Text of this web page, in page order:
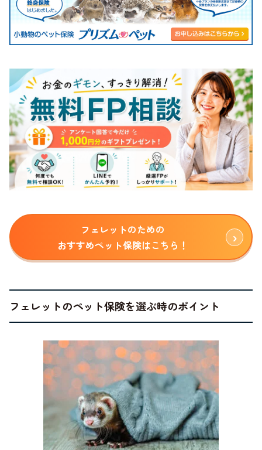
フェレットのための
おすすめペット保険はこちら！
フェレットのペット保険を選ぶ時のポイント